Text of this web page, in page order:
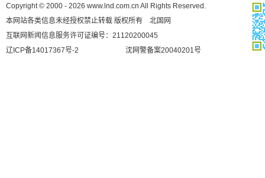
Copyright © 2000 - 2026 www.lnd.com.cn All Rights Reserved.
本网站各类信息未经授权禁止转载 版权所有 北国网
互联网新闻信息服务许可证编号：21120200045
辽ICP备14017367号-2
沈网警备案20040201号